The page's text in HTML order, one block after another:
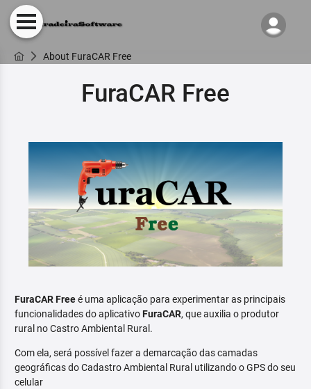
About FuraCAR Free
FuraCAR Free
FuraCAR Freeé uma aplicação para experimentar as principais
funcionalidades do aplicativoFuraCAR, que auxilia o produtor
rural no Castro Ambiental Rural.
Com ela, será possível fazer a demarcação das camadas
geográficas do Cadastro Ambiental Rural utilizando o GPS do seu
celular